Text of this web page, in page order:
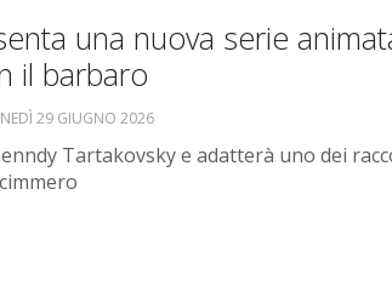
una nuova serie
il barbaro
29 GIUGNO 2026
Tartakovsky e adatterà uno dei